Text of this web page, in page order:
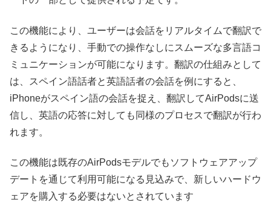
この機能により、ユーザーは会話をリアルタイムで翻訳で
きるようになり、手動での操作なしにスムーズな多言語コ
ミュニケーションが可能になります。翻訳の仕組みとして
は、スペイン語話者と英語話者の会話を例にすると、
iPhoneがスペイン語の会話を捉え、翻訳してAirPodsに送
信し、英語の応答に対しても同様のプロセスで翻訳が行わ
れます。
この機能は既存のAirPodsモデルでもソフトウェアアップ
デートを通じて利用可能になる見込みで、新しいハードウ
ェアを購入する必要はないとされています